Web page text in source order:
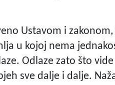
Ustavom i zakonom,
u kojoj nema
Odlaze zato što
sve dalje i dalje.